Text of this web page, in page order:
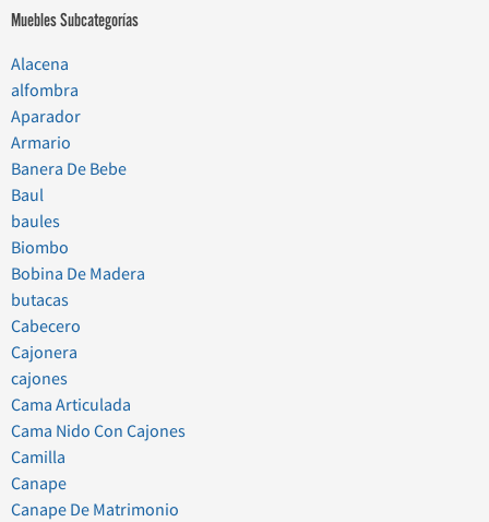
Muebles Subcategorías
Alacena
alfombra
Aparador
Armario
Banera De Bebe
Baul
baules
Biombo
Bobina De Madera
butacas
Cabecero
Cajonera
cajones
Cama Articulada
Cama Nido Con Cajones
Camilla
Canape
Canape De Matrimonio